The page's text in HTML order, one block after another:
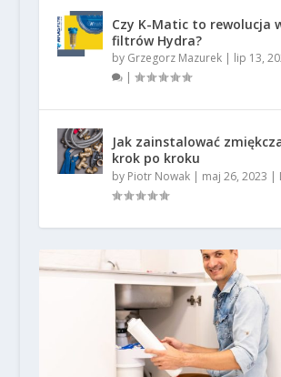
Czy K-Matic to rewolucja
filtrów Hydra?
by Grzegorz Mazurek| lip 13,
|
Jak zainstalować
krok po kroku
by Piotr Nowak| maj 26, 2023 |